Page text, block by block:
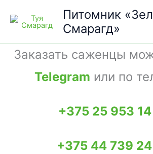
содержимому
Питомник
Смарагд»
Заказать саженцы
Telegram или по
+375 25 953 14
+375 44 739